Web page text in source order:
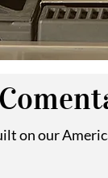
on our